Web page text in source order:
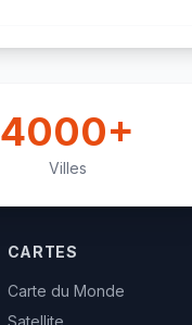
4000+
Villes
CARTES
Carte du Monde
Satellite